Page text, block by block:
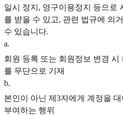
일시 정지, 영구이용정지 등으로
를 받을 수 있고, 관련 법규에 의
수 있습니다.
a.
회원 등록 또는 회원정보 변경 시
를 무단으로 기재
b.
본인이 아닌 제3자에게 계정을
부여하는 행위